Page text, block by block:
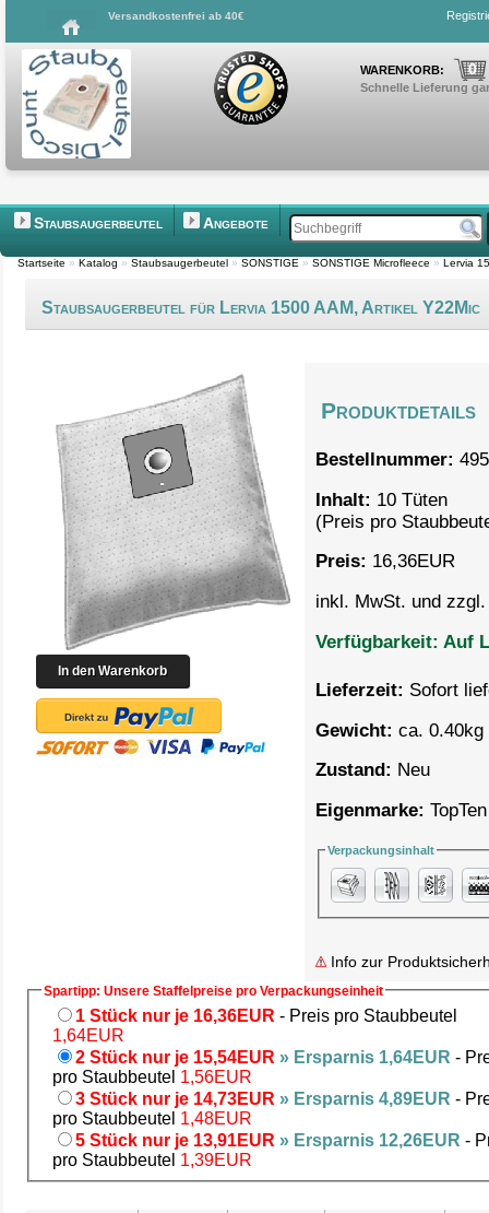
Versandkostenfrei ab 40€
WARENKORB: 0
Schnelle Lieferung
Staubsaugerbeutel Angebote
Startseite » Katalog » Staubsaugerbeutel » SONSTIGE » SONSTIGE Microfleece » Lervia
Staubsaugerbeutel für Lervia 1500 AAM, Artikel Y22Mic
Produktdetails
Bestellnummer:
Inhalt: 10 Tüten
(Preis pro
Preis: 16,36EUR
inkl. MwSt. und
Verfügbarkeit: Auf
Lieferzeit: Sofort
Gewicht: ca. 0.40kg
Zustand: Neu
Eigenmarke: TopTen
Verpackungsinhalt
Info zur
Spartipp: Unsere Staffelpreise pro Verpackungseinheit
1 Stück nur je 16,36EUR - Preis pro Staubbeutel
1,64EUR
2 Stück nur je 15,54EUR » Ersparnis 1,64EUR -
pro Staubbeutel 1,56EUR
3 Stück nur je 14,73EUR » Ersparnis 4,89EUR -
pro Staubbeutel 1,48EUR
5 Stück nur je 13,91EUR » Ersparnis 12,26EUR -
pro Staubbeutel 1,39EUR